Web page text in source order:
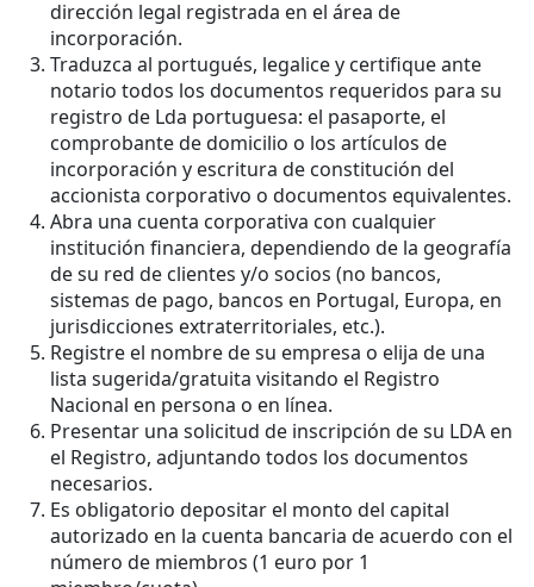
dirección legal registrada en el área de
incorporación.
Traduzca al portugués, legalice y certifique ante
notario todos los documentos requeridos para su
registro de Lda portuguesa: el pasaporte, el
comprobante de domicilio o los artículos de
incorporación y escritura de constitución del
accionista corporativo o documentos equivalentes.
Abra una cuenta corporativa con cualquier
institución financiera, dependiendo de la geografía
de su red de clientes y/o socios (no bancos,
sistemas de pago, bancos en Portugal, Europa, en
jurisdicciones extraterritoriales, etc.).
Registre el nombre de su empresa o elija de una
lista sugerida/gratuita visitando el Registro
Nacional en persona o en línea.
Presentar una solicitud de inscripción de su LDA en
el Registro, adjuntando todos los documentos
necesarios.
Es obligatorio depositar el monto del capital
autorizado en la cuenta bancaria de acuerdo con el
número de miembros (1 euro por 1